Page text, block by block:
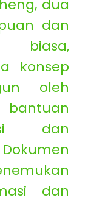
dua
dan
biasa,
konsep
oleh
dan
dan